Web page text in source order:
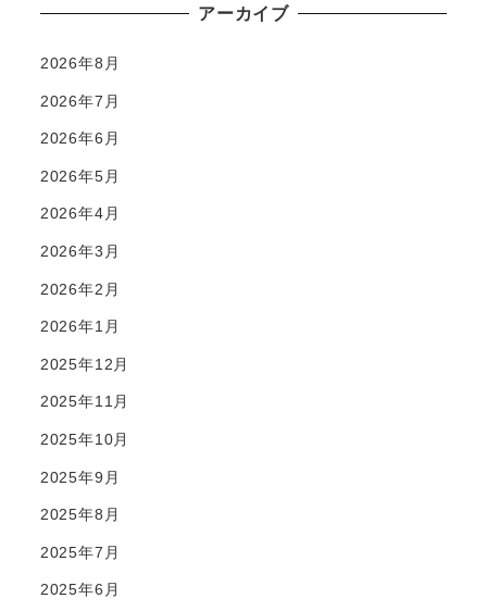
アーカイブ
2026年8月
2026年7月
2026年6月
2026年5月
2026年4月
2026年3月
2026年2月
2026年1月
2025年12月
2025年11月
2025年10月
2025年9月
2025年8月
2025年7月
2025年6月